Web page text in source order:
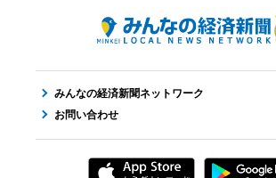
みんなの経済新聞ネットワーク
お問い合わせ